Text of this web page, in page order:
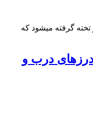
گرفته میشود که
درب و